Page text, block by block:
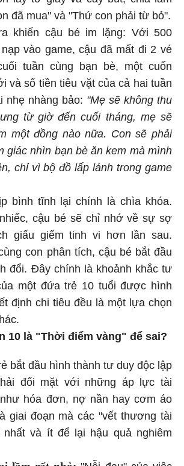
đã mua" và "Thứ con phải từ bỏ".
khiến cậu bé im lặng: Với 500
vào game, cậu đã mất đi 2 vé
tuần cùng bạn bè, một cuốn
và số tiền tiêu vặt của cả hai tuần
nhẹ nhàng bảo: "Mẹ sẽ không thu
từ giờ đến cuối tháng, mẹ sẽ
một đồng nào nữa. Con sẽ phải
giác nhìn bạn bè ăn kem mà mình
chỉ vì bộ đồ lấp lánh trong game
bình tĩnh lại chính là chìa khóa.
cậu bé sẽ chỉ nhớ về sự sợ
giấu giếm tinh vi hơn lần sau.
con phân tích, cậu bé bắt đầu
đổi. Đây chính là khoảnh khắc tư
một đứa trẻ 10 tuổi được hình
định chi tiêu đều là một lựa chọn
10 là "Thời điểm vàng" để sai?
bắt đầu hình thành tư duy độc lập
đối mặt với những áp lực tài
hóa đơn, nợ nần hay cơm áo
giai đoạn mà các "vết thương tài
nhất và ít để lại hậu quả nghiêm